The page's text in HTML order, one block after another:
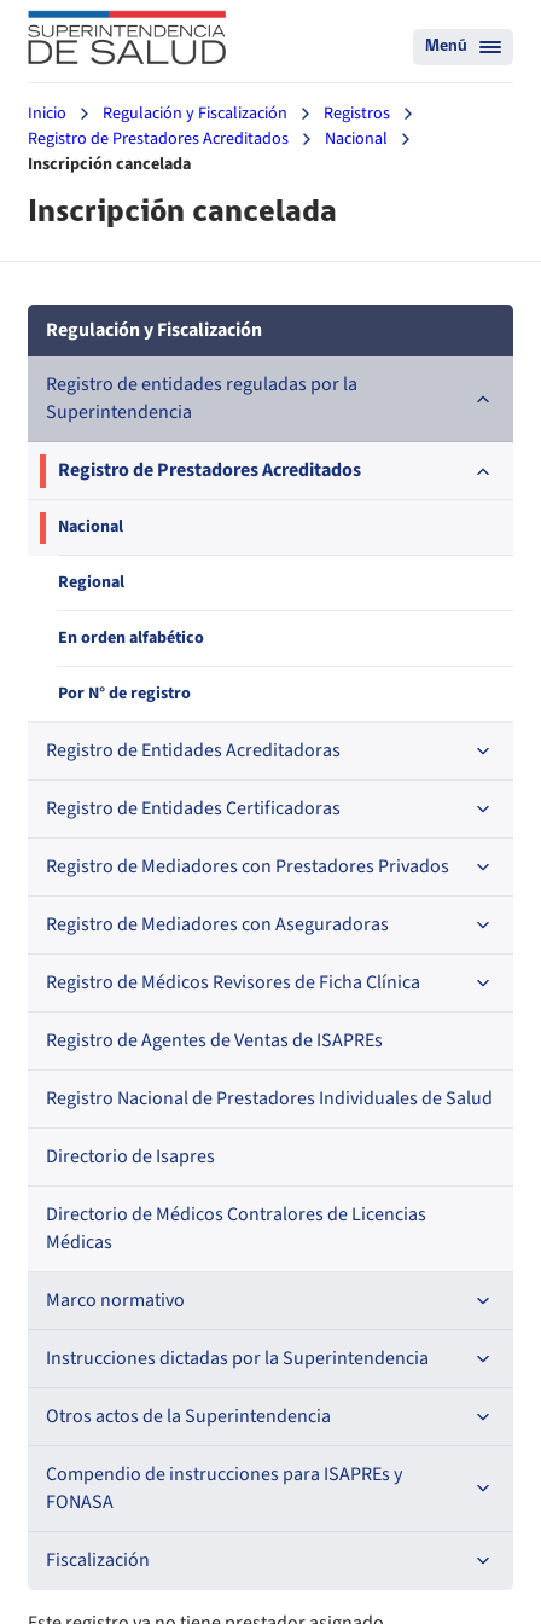
Menú
Inicio Regulación y Fiscalización
Registros
Registro de Prestadores Acreditados
Nacional
Inscripción cancelada
Inscripción cancelada
Regulación y Fiscalización
Registro de entidades reguladas por la
Superintendencia
Registro de Prestadores Acreditados
Nacional
Regional
En orden alfabético
Por N° de registro
Registro de Entidades Acreditadoras
En orden alfabético
Por N° de registro
Regional
Registro de Entidades Certificadoras
Por orden alfabético
Por N° de registro
Registro de Mediadores con Prestadores Privados
Por orden alfabético
Por N° de registro
Por profesión
Regional
Registro de Mediadores con Aseguradoras
Regional
Por orden alfabético
Por profesión
Registro de Médicos Revisores de Ficha Clínica
Regional
Por orden alfabético
Por especialidad
Registro de Agentes de Ventas de ISAPREs
Registro Nacional de Prestadores Individuales de Salud
Directorio de Isapres
Directorio de Médicos Contralores de Licencias
Médicas
Marco normativo
Leyes
Decretos con Fuerza de Ley
Decretos
Instrucciones dictadas por la Superintendencia
Para ISAPREs y FONASA
Circulares
Para Prestadores Institucionales
Otros actos de la Superintendencia
Antecedentes preparatorios de normas que afecten a
EMT Ley N° 20.416
Comisión Evaluadora de Licitaciones Públicas
Convenios de colaboración
Compendio de instrucciones para ISAPREs y
FONASA
Compendio Beneficios
Compendio de Archivos Maestros
Fiscalización
Informes de fiscalización